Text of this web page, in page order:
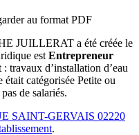
au format PDF
JUILLERAT a été créée le
est Entrepreneur
: travaux d’installation d’eau
était catégorisée Petite ou
de salariés.
SAINT-GERVAIS 02220
.